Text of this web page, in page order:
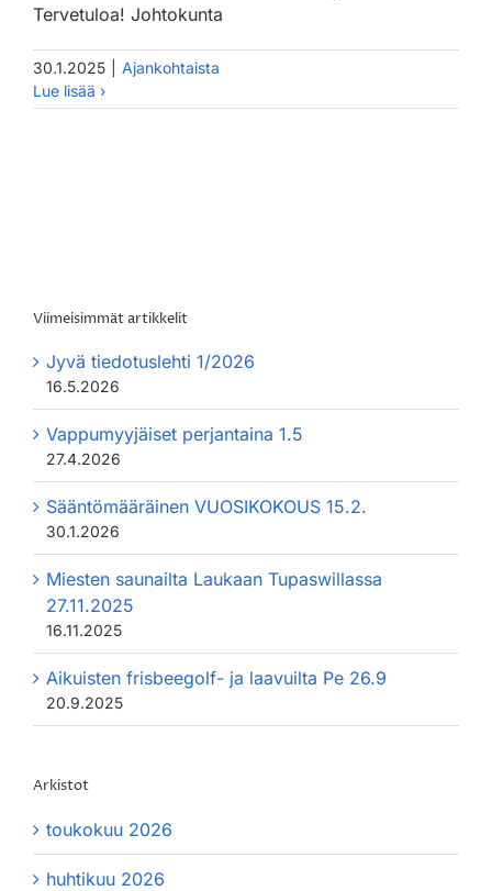
Tervetuloa! Johtokunta
30.1.2025 Ajankohtaista
Viimeisimmät artikkelit
Jyvä tiedotuslehti 1/2026
16.5.2026
Vappumyyjäiset perjantaina 1.5
27.4.2026
Sääntömääräinen VUOSIKOKOUS 15.2.
30.1.2026
Miesten saunailta Laukaan Tupaswillassa
27.11.2025
16.11.2025
Aikuisten frisbeegolf- ja laavuilta Pe 26.9
20.9.2025
Arkistot
toukokuu 2026
huhtikuu 2026